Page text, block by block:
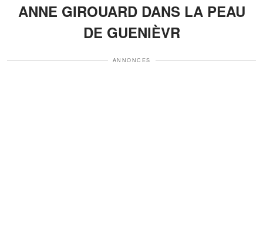
ANNE GIROUARD DANS LA PEAU
DE GUENIÈVR
ANNONCES